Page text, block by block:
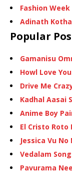
Fashion
Adinath
Popular
Gamanisu
Howl Love
Drive Me
Kadhal Aasai
Anime Boy
El Cristo Roto
Jessica Vu No
Vedalam
Pavurama